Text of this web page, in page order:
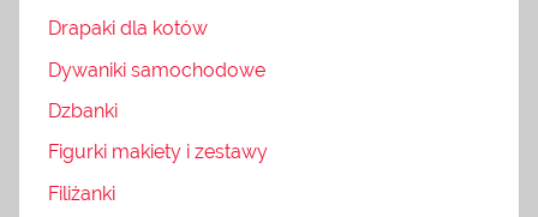
Drapaki dla kotów
Dywaniki samochodowe
Dzbanki
Figurki makiety i zestawy
Filiżanki